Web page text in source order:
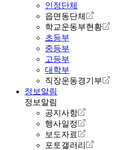
인정단체
읍면동단체
학교운동부현황
초등부
중등부
고등부
대학부
직장운동경기부
정보알림
정보알림
공지사항
행사일정
보도자료
포토갤러리